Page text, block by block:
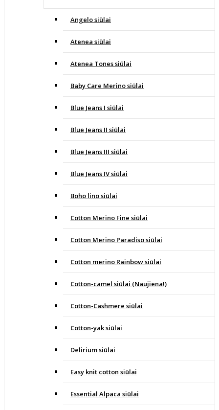
Angelo siūlai
Atenea siūlai
Atenea Tones siūlai
Baby Care Merino siūlai
Blue Jeans I siūlai
Blue Jeans II siūlai
Blue Jeans III siūlai
Blue Jeans IV siūlai
Boho lino siūlai
Cotton Merino Fine siūlai
Cotton Merino Paradiso siūlai
Cotton merino Rainbow siūlai
Cotton-camel siūlai (Naujiena!)
Cotton-Cashmere siūlai
Cotton-yak siūlai
Delirium siūlai
Easy knit cotton siūlai
Essential Alpaca siūlai